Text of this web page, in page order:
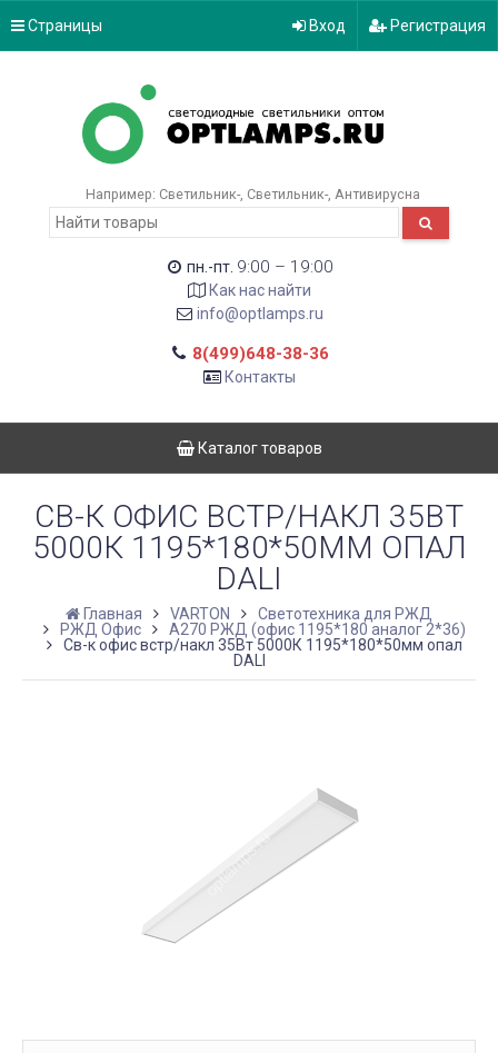
Страницы Вход Регистрация
Например: Светильник- Светильник- Антивирусна
пн.-пт. 9:00 – 19:00
Как нас найти
info@optlamps.ru
8(499)648-38-36
Контакты
Каталог товаров
СВ-К ОФИС ВСТР/НАКЛ 35ВТ
5000К 1195*180*50ММ ОПАЛ
DALI
Главная VARTON
Светотехника для РЖД
РЖД Офис
A270 РЖД (офис 1195*180 аналог 2*36)
Св-к офис встр/накл 35Вт 5000К 1195*180*50мм опал
DALI